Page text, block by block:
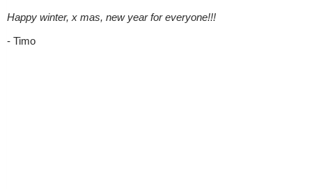
Happy winter, x mas, new year for everyone!!!
- Timo